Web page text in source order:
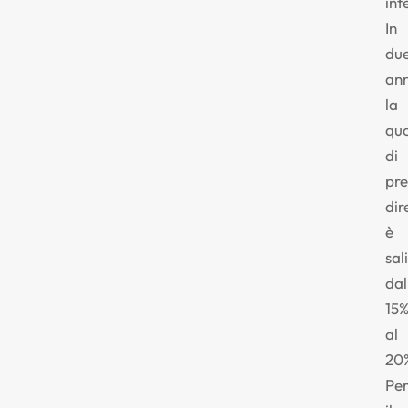
In
la
di
è
dal
15%
al
Per